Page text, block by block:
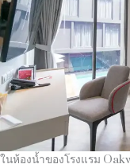
ในห้องน้ำของโรงแรม